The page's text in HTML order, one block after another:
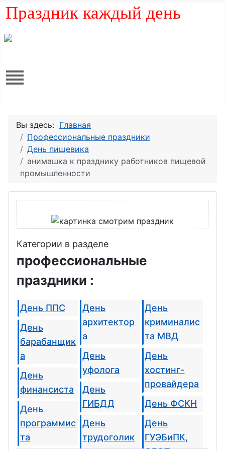
Праздник каждый день
Вы здесь: Главная
Профессиональные праздники
День пищевика
анимашка к празднику работников пищевой
промышленности
Категории в разделе
профессиональные
праздники :
День ППС
День
барабанщик
а
День
финансиста
День
программис
та
День
архитектор
а
День
уфолога
День
ГИБДД
День
трудоголик
День
криминалис
та МВД
День
хостинг-
провайдера
День ФСКН
День
ГУЭБиПК,